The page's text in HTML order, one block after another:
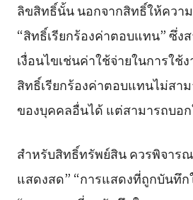
ลิขสิทธิ์นั้น นอกจากสิทธิ์ให้ควา
“สิทธิ์เรียกร้องค่าตอบแทน” ซึ่ง
เงื่อนไขเช่นค่าใช้จ่ายในการใช้
สิทธิ์เรียกร้องค่าตอบแทนไม่สา
ของบุคคลอื่นได้ แต่สามารถบอก
สำหรับสิทธิ์ทรัพย์สิน ควรพิจาร
แสดงสด” “การแสดงที่ถูกบันทึก